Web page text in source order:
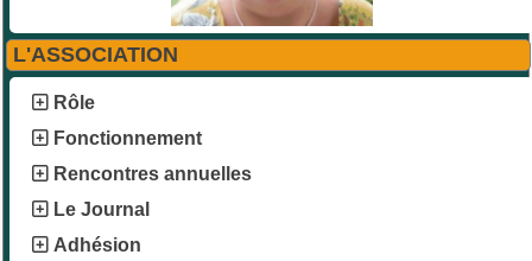
L'ASSOCIATION
Rôle
Fonctionnement
Rencontres annuelles
Le Journal
Adhésion